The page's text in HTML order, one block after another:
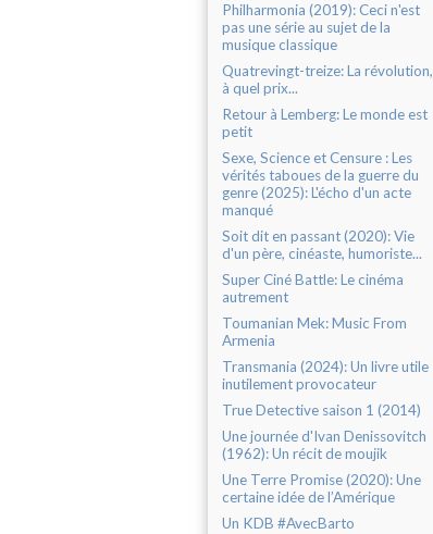
Philharmonia (2019): Ceci n'est
pas une série au sujet de la
musique classique
Quatrevingt-treize: La révolution,
à quel prix...
Retour à Lemberg: Le monde est
petit
Sexe, Science et Censure : Les
vérités taboues de la guerre du
genre (2025): L'écho d'un acte
manqué
Soit dit en passant (2020): Vie
d'un père, cinéaste, humoriste...
Super Ciné Battle: Le cinéma
autrement
Toumanian Mek: Music From
Armenia
Transmania (2024): Un livre utile
inutilement provocateur
True Detective saison 1 (2014)
Une journée d'Ivan Denissovitch
(1962): Un récit de moujik
Une Terre Promise (2020): Une
certaine idée de l’Amérique
Un KDB #AvecBarto